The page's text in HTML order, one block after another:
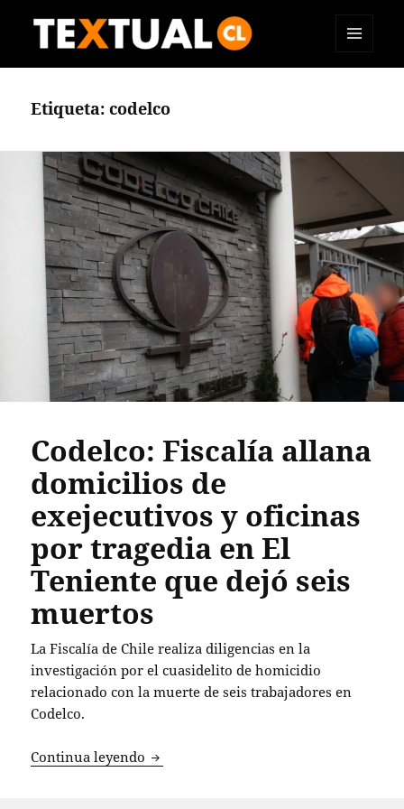
Etiqueta:codelco
Codelco: Fiscalía allana
domicilios de
exejecutivos y oficinas
por tragedia en El
Teniente que dejó seis
muertos
La Fiscalía de Chile realiza diligencias en la
investigación por el cuasidelito de homicidio
relacionado con la muerte de seis trabajadores en
Codelco.
Continua leyendo Codelco: Fiscalía allana domicilios de